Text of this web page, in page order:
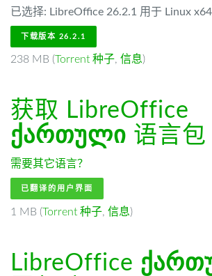
已选择: LibreOffice 26.2.1 用于 Linux
下载版本 26.2.1
238 MB (Torrent 种子, 信息)
获取 LibreOffice
ქართული 语言包
需要其它语言？
已翻译的用户界面
1 MB (Torrent 种子, 信息)
LibreOffice